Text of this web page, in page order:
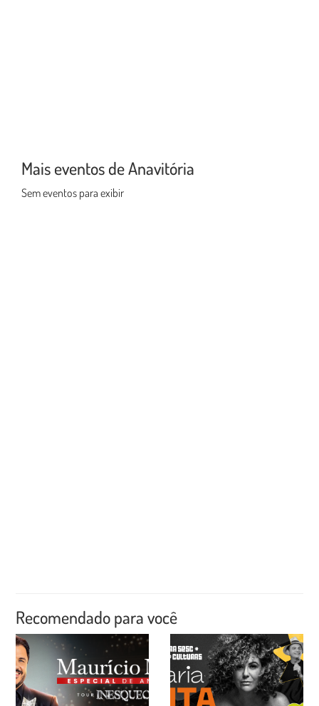
Mais eventos de Anavitória
Sem eventos para exibir
Recomendado para você